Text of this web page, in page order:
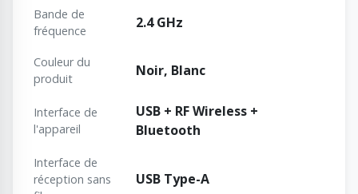
Bande de
fréquence
2.4 GHz
Couleur du
produit
Noir, Blanc
Interface de
l'appareil
USB + RF Wireless +
Bluetooth
Interface de
réception sans
USB Type-A